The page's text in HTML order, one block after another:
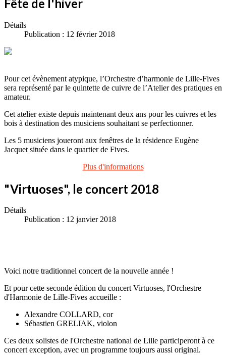
Fête de l'hiver
Détails
Publication : 12 février 2018
Pour cet évènement atypique, l’Orchestre d’harmonie de Lille-Fives
sera représenté par le quintette de cuivre de l’Atelier des pratiques en
amateur.
Cet atelier existe depuis maintenant deux ans pour les cuivres et les
bois à destination des musiciens souhaitant se perfectionner.
Les 5 musiciens joueront aux fenêtres de la résidence Eugène
Jacquet située dans le quartier de Fives.
Plus d'informations
"Virtuoses", le concert 2018
Détails
Publication : 12 janvier 2018
Voici notre traditionnel concert de la nouvelle année !
Et pour cette seconde édition du concert Virtuoses, l'Orchestre
d'Harmonie de Lille-Fives accueille :
Alexandre COLLARD, cor
Sébastien GRELIAK, violon
Ces deux solistes de l'Orchestre national de Lille participeront à ce
concert exception, avec un programme toujours aussi original.